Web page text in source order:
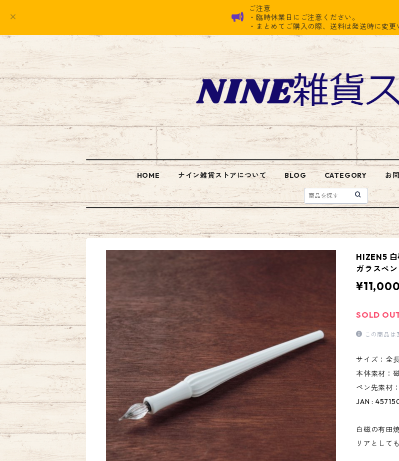
ご注意
・臨時休業日にご注意ください。
・まとめてご購入の際、送料は発送時に変更
HOME ナイン雑貨ストアについて BLOG CATEGORY お
HIZEN5
ガラスペン
¥11,000
SOLD
この商品は
サイズ：全
本体素材：
ペン先素材
JAN :
白磁の有田
リアとして